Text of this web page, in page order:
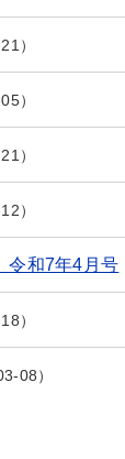
和7年4月号
08